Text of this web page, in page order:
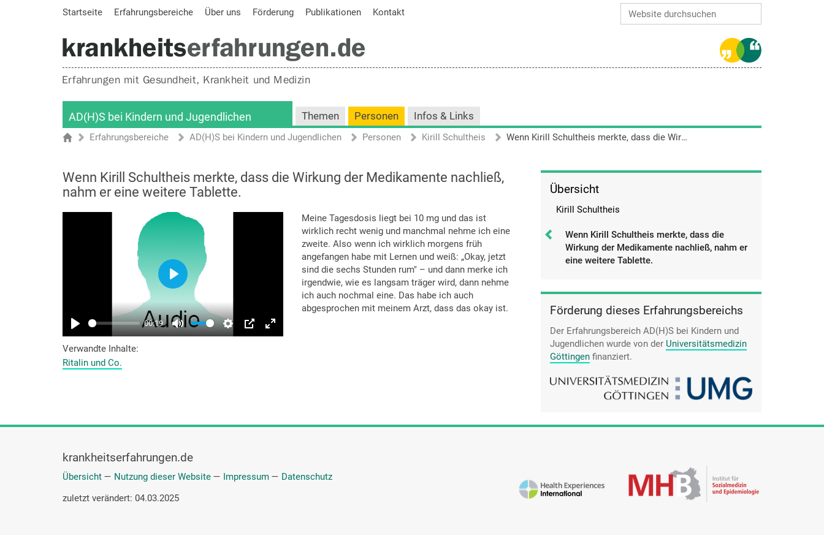
Erweiterte Suche…
Startseite Erfahrungsbereiche Über uns Förderung Publikationen Kontakt
AD(H)S bei Kindern und Jugendlichen Themen Personen Infos & Links
Sie sind hier
StartseiteErfahrungsbereiche AD(H)S bei Kindern und Jugendlichen Personen Kirill Schultheis Wenn Kirill Schultheis merkte, dass die Wirkung der Medikamente nachließ, nahm er eine weitere Tablette.
Wenn Kirill Schultheis merkte, dass die Wirkung der Medikamente nachließ,
nahm er eine weitere Tablette.
Meine Tagesdosis liegt bei 10 mg und das ist
wirklich recht wenig und manchmal nehme ich eine
zweite. Also wenn ich wirklich morgens früh
angefangen habe mit Lernen und weiß: „Okay, jetzt
sind die sechs Stunden rum" – und dann merke ich
irgendwie, wie es langsam träger wird, dann nehme
ich auch nochmal eine. Das habe ich auch
abgesprochen mit meinem Arzt, dass das okay ist.
Verwandte Inhalte
Ritalin und Co.
Übersicht
Kirill Schultheis
Wenn Kirill Schultheis merkte, dass die
Wirkung der Medikamente nachließ, nahm er
eine weitere Tablette.
Förderung dieses Erfahrungsbereichs
Der Erfahrungsbereich AD(H)S bei Kindern und
Jugendlichen wurde von der Universitätsmedizin
Göttingen finanziert.
krankheitserfahrungen.de
Übersicht — Nutzung dieser Website — Impressum — Datenschutz
zuletzt verändert: 04.03.2025